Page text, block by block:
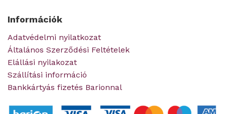
Információk
Adatvédelmi nyilatkozat
Általános Szerződési Feltételek
Elállási nyilakozat
Szállítási információ
Bankkártyás fizetés Barionnal